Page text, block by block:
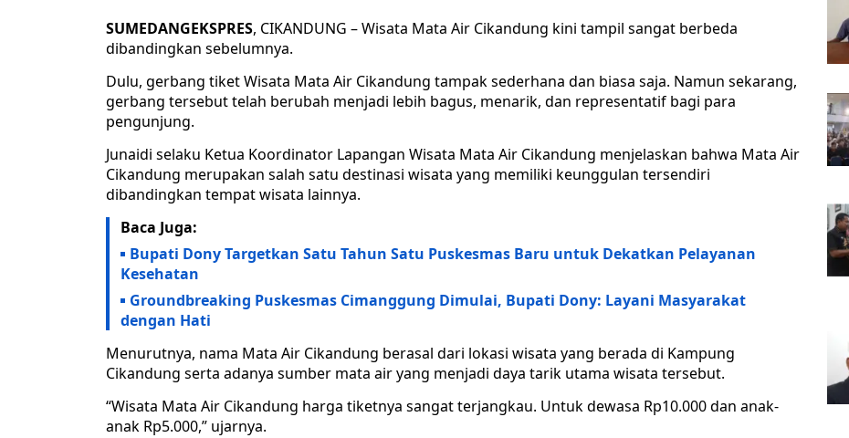
SUMEDANGEKSPRES, CIKANDUNG – Wisata Mata Air Cikandung kini tampil sangat berbeda
dibandingkan sebelumnya.
Dulu, gerbang tiket Wisata Mata Air Cikandung tampak sederhana dan biasa saja. Namun sekarang,
gerbang tersebut telah berubah menjadi lebih bagus, menarik, dan representatif bagi para
pengunjung.
Junaidi selaku Ketua Koordinator Lapangan Wisata Mata Air Cikandung menjelaskan bahwa Mata Air
Cikandung merupakan salah satu destinasi wisata yang memiliki keunggulan tersendiri
dibandingkan tempat wisata lainnya.
Baca Juga:
Bupati Dony Targetkan Satu Tahun Satu Puskesmas Baru untuk Dekatkan Pelayanan
Kesehatan
Groundbreaking Puskesmas Cimanggung Dimulai, Bupati Dony: Layani Masyarakat
dengan Hati
Menurutnya, nama Mata Air Cikandung berasal dari lokasi wisata yang berada di Kampung
Cikandung serta adanya sumber mata air yang menjadi daya tarik utama wisata tersebut.
“Wisata Mata Air Cikandung harga tiketnya sangat terjangkau. Untuk dewasa Rp10.000 dan anak-
anak Rp5.000,” ujarnya.